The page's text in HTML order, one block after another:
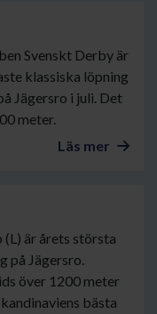
Svenskt Derby är
klassiska löpning
Jägersro i juli. Det
meter.
Läs mer
(L) är årets största
på Jägersro.
över 1200 meter
bästa